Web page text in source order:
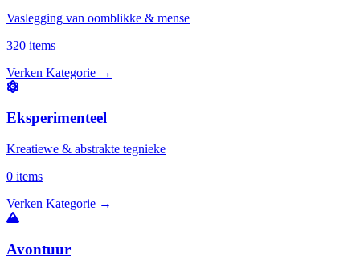
Vaslegging van oomblikke & mense
320 items
Verken Kategorie →
Eksperimenteel
Kreatiewe & abstrakte tegnieke
0 items
Verken Kategorie →
Avontuur